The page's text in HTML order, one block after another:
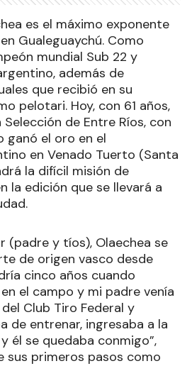
es el máximo exponente
Gualeguaychú. Como
mundial Sub 22 y
además de
que recibió en su
pelotari. Hoy, con 61 años,
de Entre Ríos, con
ganó el oro en el
en Venado Tuerto (Santa
la difícil misión de
la edición que se llevará a
(padre y tíos), Olaechea se
de origen vasco desde
cinco años cuando
el campo y mi padre venía
Club Tiro Federal y
de entrenar, ingresaba a la
él se quedaba conmigo”,
sus primeros pasos como